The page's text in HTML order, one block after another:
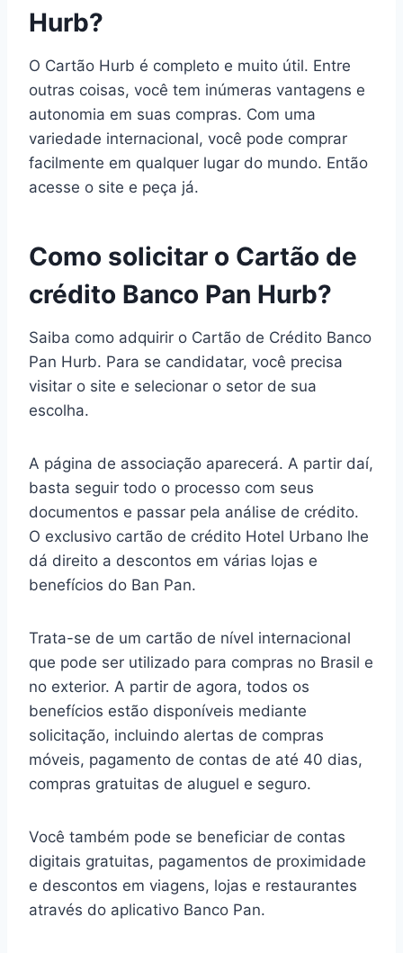
Hurb?
O Cartão Hurb é completo e muito útil. Entre
outras coisas, você tem inúmeras vantagens e
autonomia em suas compras. Com uma
variedade internacional, você pode comprar
facilmente em qualquer lugar do mundo. Então
acesse o site e peça já.
Como solicitar o Cartão de
crédito Banco Pan Hurb?
Saiba como adquirir o Cartão de Crédito Banco
Pan Hurb. Para se candidatar, você precisa
visitar o site e selecionar o setor de sua
escolha.
A página de associação aparecerá. A partir daí,
basta seguir todo o processo com seus
documentos e passar pela análise de crédito.
O exclusivo cartão de crédito Hotel Urbano lhe
dá direito a descontos em várias lojas e
benefícios do Ban Pan.
Trata-se de um cartão de nível internacional
que pode ser utilizado para compras no Brasil e
no exterior. A partir de agora, todos os
benefícios estão disponíveis mediante
solicitação, incluindo alertas de compras
móveis, pagamento de contas de até 40 dias,
compras gratuitas de aluguel e seguro.
Você também pode se beneficiar de contas
digitais gratuitas, pagamentos de proximidade
e descontos em viagens, lojas e restaurantes
através do aplicativo Banco Pan.